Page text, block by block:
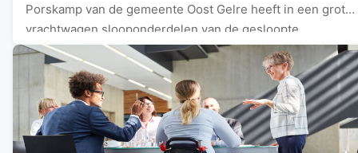
Porskamp van de gemeente Oost Gelre heeft in een grote
vrachtwagen slooponderdelen van de gesloopte…